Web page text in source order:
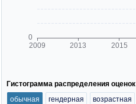
Гистограмма распределения оценок
обычная
гендерная возрастная